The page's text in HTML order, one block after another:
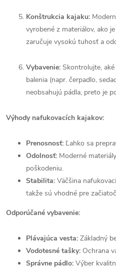
Konštrukcia kajaku:
vyrobené z materiálov, ako
zaručuje vysokú tuhosť a
Vybavenie: Skontrolujte,
balenia (napr. čerpadlo,
neobsahujú pádla, preto je
Výhody nafukovacích kajakov:
Prenosnosť: Ľahko sa
Odolnosť: Moderné
poškodeniu.
Stabilita: Väčšina
takže sú vhodné pre
Odporúčané vybavenie:
Plávajúca vesta: Základný
Vodotesné tašky: Ochrana
Správne pádlo: Výber